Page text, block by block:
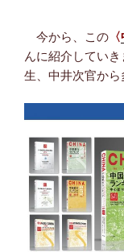
今から、この 〈
んに紹介してい
生、中井次官から